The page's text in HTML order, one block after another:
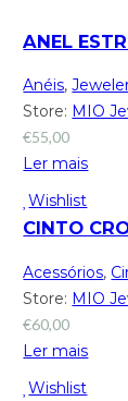
ANEL
Anéis,
Store: MIO
€55,00
Ler mais
Wishlist
CINTO
Acessórios,
Store: MIO
€60,00
Ler mais
Wishlist